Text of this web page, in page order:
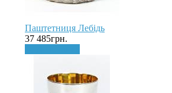
Паштетниця Лебідь
37 485грн.